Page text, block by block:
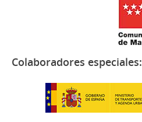
Colaboradores especiales: